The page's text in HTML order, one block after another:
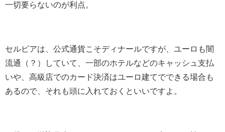
一切要らないのが利点。
セルビアは、公式通貨こそディナールですが、ユーロも闇
流通（？）していて、一部のホテルなどのキャッシュ支払
いや、高級店でのカード決済はユーロ建てでできる場合も
あるので、それも頭に入れておくといいですよ。